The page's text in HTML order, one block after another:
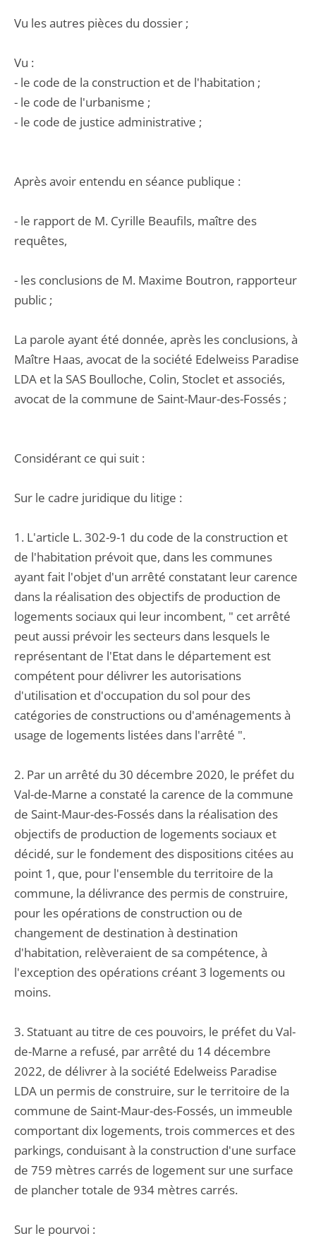
Vu les autres pièces du dossier ;
Vu :
- le code de la construction et de l'habitation ;
- le code de l'urbanisme ;
- le code de justice administrative ;
Après avoir entendu en séance publique :
- le rapport de M. Cyrille Beaufils, maître des
requêtes,
- les conclusions de M. Maxime Boutron, rapporteur
public ;
La parole ayant été donnée, après les conclusions, à
Maître Haas, avocat de la société Edelweiss Paradise
LDA et la SAS Boulloche, Colin, Stoclet et associés,
avocat de la commune de Saint-Maur-des-Fossés ;
Considérant ce qui suit :
Sur le cadre juridique du litige :
1. L'article L. 302-9-1 du code de la construction et
de l'habitation prévoit que, dans les communes
ayant fait l'objet d'un arrêté constatant leur carence
dans la réalisation des objectifs de production de
logements sociaux qui leur incombent, " cet arrêté
peut aussi prévoir les secteurs dans lesquels le
représentant de l'Etat dans le département est
compétent pour délivrer les autorisations
d'utilisation et d'occupation du sol pour des
catégories de constructions ou d'aménagements à
usage de logements listées dans l'arrêté ".
2. Par un arrêté du 30 décembre 2020, le préfet du
Val-de-Marne a constaté la carence de la commune
de Saint-Maur-des-Fossés dans la réalisation des
objectifs de production de logements sociaux et
décidé, sur le fondement des dispositions citées au
point 1, que, pour l'ensemble du territoire de la
commune, la délivrance des permis de construire,
pour les opérations de construction ou de
changement de destination à destination
d'habitation, relèveraient de sa compétence, à
l'exception des opérations créant 3 logements ou
moins.
3. Statuant au titre de ces pouvoirs, le préfet du Val-
de-Marne a refusé, par arrêté du 14 décembre
2022, de délivrer à la société Edelweiss Paradise
LDA un permis de construire, sur le territoire de la
commune de Saint-Maur-des-Fossés, un immeuble
comportant dix logements, trois commerces et des
parkings, conduisant à la construction d'une surface
de 759 mètres carrés de logement sur une surface
de plancher totale de 934 mètres carrés.
Sur le pourvoi :